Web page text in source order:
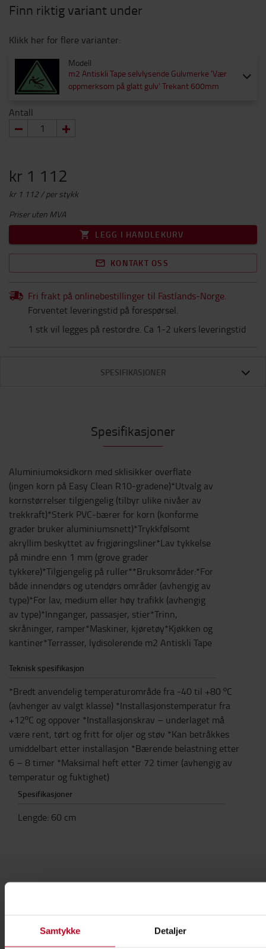
Samtykke Detaljer
Finn riktig variant under
Klikk her for flere varianter:
Modell
m2 Antiskli Tape selvlysende Gulvmerke 'Vær
oppmerksom på glatt gulv' Trekant 600mm
Antall
kr 1 112
kr 1 112 / per stykk
Priser uten MVA
LEGG I HANDLEKURV
KONTAKT OSS
Fri frakt på onlinebestillinger til Fastlands-Norge.
Forventet leveringstid på forespørsel.
1 stk vil legges på restordre. Ca 1-2 ukers leveringstid
SPESIFIKASJONER
Spesifikasjoner
Aluminiumoksidkorn med sklisikker overflate
(ingen korn på Easy Clean R10-gradene)*Utvalg av
kornstørrelser tilgjengelig (tilbyr ulike nivåer av
trekkraft)*Sterk PVC-bærer for korn (konforme
grader bruker aluminiumsnett)*Trykkfølsomt
akryllim beskyttet av frigjøringsliner*Lav tykkelse
på mindre enn 1 mm (grove grader
tykkere)*Tilgjengelig på ruller**Bruksområder:*For
både innendørs og utendørs områder (avhengig av
type)*For lav, medium eller høy trafikk (avhengig
av type)*Innganger, passasjer, stier*Trinn,
skråninger, ramper*Maskiner, kjøretøy*Kjøkken og
kantiner*Terrasser, lydisolerende m2 Antiskli Tape
Teknisk spesifikasjon
*Bredt anvendelig temperaturområde fra -40 til +80 ºC
(avhenger av valgt klasse) *Installasjonstemperatur fra
+12ºC og oppover *Installasjonskrav – underlaget må
være rent, tørt og fritt for oljer og støv *Kan betråkkes
umiddelbart etter installasjon *Bærende belastning etter
6 – 8 timer *Maksimal heft etter 72 timer (avhengig av
temperatur og fuktighet)
Spesifikasjoner
Lengde: 60 cm